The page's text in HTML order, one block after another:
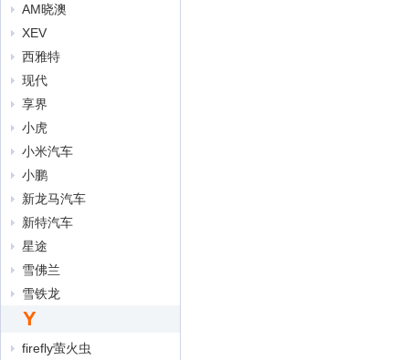
AM晓澳
XEV
西雅特
现代
享界
小虎
小米汽车
小鹏
新龙马汽车
新特汽车
星途
雪佛兰
雪铁龙
Y
firefly萤火虫